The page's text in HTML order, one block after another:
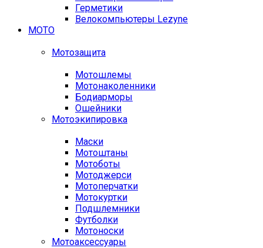
Герметики
Велокомпьютеры Lezyne
МОТО
Мотозащита
Мотошлемы
Мотонаколенники
Бодиарморы
Ошейники
Мотоэкипировка
Маски
Мотоштаны
Мотоботы
Мотоджерси
Мотоперчатки
Мотокуртки
Подшлемники
Футболки
Мотоноски
Мотоаксессуары